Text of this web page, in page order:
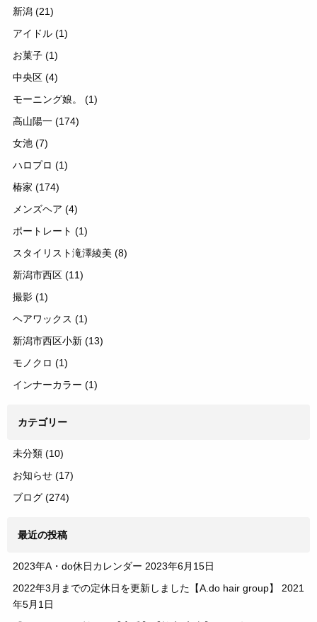
新潟 (21)
アイドル (1)
お菓子 (1)
中央区 (4)
モーニング娘。 (1)
高山陽一 (174)
女池 (7)
ハロプロ (1)
椿家 (174)
メンズヘア (4)
ポートレート (1)
スタイリスト滝澤綾美 (8)
新潟市西区 (11)
撮影 (1)
ヘアワックス (1)
新潟市西区小新 (13)
モノクロ (1)
インナーカラー (1)
カテゴリー
未分類 (10)
お知らせ (17)
ブログ (274)
最近の投稿
2023年A・do休日カレンダー 2023年6月15日
2022年3月までの定休日を更新しました【A.do hair group】
2021
年5月1日